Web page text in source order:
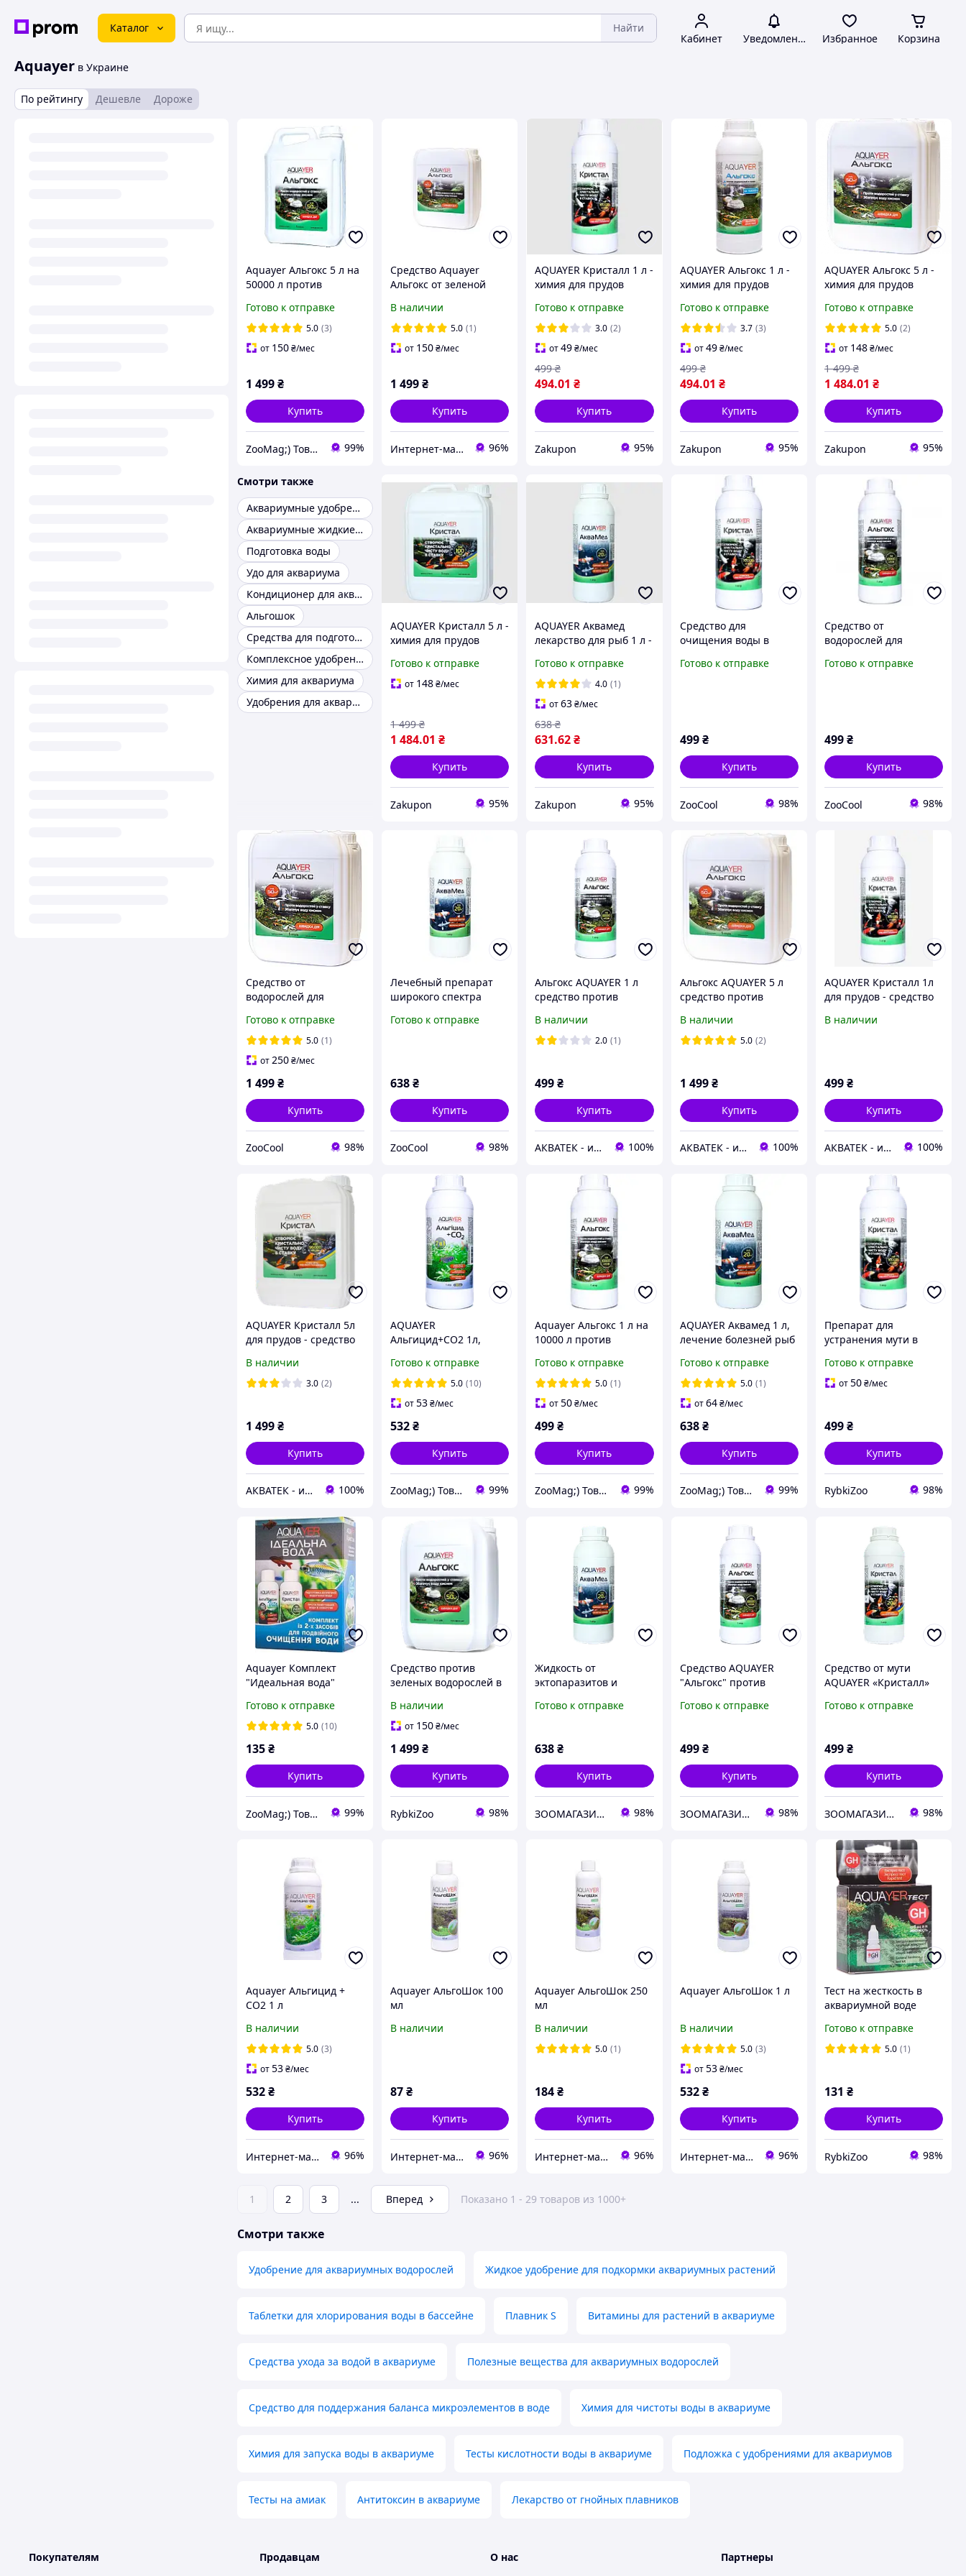
Каталог Найти
Кабинет Уведомления Избранное Корзина
Aquayer в Украине
По рейтингу Дешевле Дороже
Aquayer Альгокс 5 л на
50000 л против
Зеленая вода, цветёт
пруд
Готово к отправке
5.0 (3)
от 150₴/мес
1 499₴
Купить
ZooMag;) Товары для животных 99%
Средство Aquayer
Альгокс от зеленой
пруду 5 л на 50 000л
В наличии
5.0 (1)
от 150₴/мес
1 499₴
Купить
Интернет-магазин Danio 96%
AQUAYER Кристалл 1 л -
химия для прудов
Готово к отправке
3.0 (2)
от49₴/мес
494.01 ₴
499 ₴
Купить
Zakupon 95%
AQUAYER Альгокс 1 л -
химия для прудов
Готово к отправке
3.7 (3)
от49 ₴/мес
494.01 ₴
499 ₴
Купить
Zakupon 95%
AQUAYER Альгокс 5 л -
химия для прудов
Готово к отправке
5.0 (2)
от 148₴/мес
1 484.01 ₴
1 499 ₴
Купить
Zakupon 95%
Смотри также
Аквариумные удобрения
Аквариумные жидкие удобрения
Подготовка воды
Удо для аквариума
Кондиционер для аквариума
Альгошок
Средства для подготовки воды
Комплексное удобрение для аквариумных растений
Химия для аквариума
Удобрения для аквариума
AQUAYER Кристалл 5 л -
химия для прудов
Готово к отправке
от 148₴/мес
1 484.01 ₴
1 499 ₴
Купить
Zakupon 95%
AQUAYER Аквамед
лекарство для рыб 1 л -
Готово к отправке
4.0 (1)
от63₴/мес
631.62₴
638 ₴
Купить
Zakupon 95%
Средство для
очищения воды в
Кристалл 1 (л)
Готово к отправке
499 ₴
Купить
ZooCool 98%
Средство от
водорослей для
Aquayer Альгокс 1 л
Готово к отправке
499₴
Купить
ZooCool 98%
Средство от
водорослей для
Aquayer Альгокс 5 л
Готово к отправке
5.0 (1)
от 250₴/мес
1 499₴
Купить
ZooCool 98%
Лечебный препарат
широкого спектра
рыб AQUAYER Аквамед
Готово к отправке
638₴
Купить
ZooCool 98%
Альгокс AQUAYER 1 л
средство против
прудах
В наличии
2.0 (1)
499₴
Купить
АКВАТЕК - интернет-магазин зоотоваров 100%
Альгокс AQUAYER 5 л
средство против
прудах
В наличии
5.0 (2)
1 499 ₴
Купить
АКВАТЕК - интернет-магазин зоотоваров 100%
AQUAYER Кристалл 1л
для прудов - средство
В наличии
499₴
Купить
АКВАТЕК - интернет-магазин зоотоваров 100%
AQUAYER Кристалл 5л
для прудов - средство
В наличии
3.0 (2)
1 499₴
Купить
АКВАТЕК - интернет-магазин зоотоваров 100%
AQUAYER
Альгицид+СО2 1л,
удобрение для
растений в аквариум
Готово к отправке
5.0 (10)
от53₴/мес
532₴
Купить
ZooMag;) Товары для животных 99%
Aquayer Альгокс 1 л на
10000 л против
Зеленая вода, цветёт
пруд
Готово к отправке
5.0 (1)
от50₴/мес
499₴
Купить
ZooMag;) Товары для животных 99%
AQUAYER Аквамед 1 л,
лечение болезней рыб
Готово к отправке
5.0 (1)
от64 ₴/мес
638 ₴
Купить
ZooMag;) Товары для животных 99%
Препарат для
устранения мути в
Кристалл, 1 л
Готово к отправке
от50₴/мес
499₴
Купить
RybkiZoo 98%
Aquayer Комплект
"Идеальная вода"
Vita), 2x60мл
Готово к отправке
5.0 (10)
135₴
Купить
ZooMag;) Товары для животных 99%
Средство против
зеленых водорослей в
Альгокс 5Л
В наличии
от 150₴/мес
1 499₴
Купить
RybkiZoo 98%
Жидкость от
эктопаразитов и
«Аквамед» для прудов,
Готово к отправке
638₴
Купить
ЗООМАГАЗИН "НА РАЗВЕС" 98%
Средство AQUAYER
"Альгокс" против
прудах, 1 л
Готово к отправке
499 ₴
Купить
ЗООМАГАЗИН "НА РАЗВЕС" 98%
Средство от мути
AQUAYER «Кристалл»
глины, водорослей,
Готово к отправке
499₴
Купить
ЗООМАГАЗИН "НА РАЗВЕС" 98%
Aquayer Альгицид +
СО2 1 л
В наличии
5.0 (3)
от53₴/мес
532₴
Купить
Интернет-магазин Danio 96%
Aquayer АльгоШок 100
мл
В наличии
87₴
Купить
Интернет-магазин Danio 96%
Aquayer АльгоШок 250
мл
В наличии
5.0 (1)
184₴
Купить
Интернет-магазин Danio 96%
Aquayer АльгоШок 1 л
В наличии
5.0 (3)
от53 ₴/мес
532 ₴
Купить
Интернет-магазин Danio 96%
Тест на жесткость в
аквариумной воде
Готово к отправке
5.0 (1)
131 ₴
Купить
RybkiZoo 98%
1 2 3 ... Вперед Показано 1 - 29 товаров из 1000+
Смотри также
Удобрение для аквариумных водорослей Жидкое удобрение для подкормки аквариумных растений
Таблетки для хлорирования воды в бассейне Плавник S Витамины для растений в аквариуме
Средства ухода за водой в аквариуме Полезные вещества для аквариумных водорослей
Средство для поддержания баланса микроэлементов в воде Химия для чистоты воды в аквариуме
Химия для запуска воды в аквариуме Тесты кислотности воды в аквариуме Подложка с удобрениями для аквариумов
Тесты на амиак Антитоксин в аквариуме Лекарство от гнойных плавников
Покупателям Продавцам О нас Партнеры